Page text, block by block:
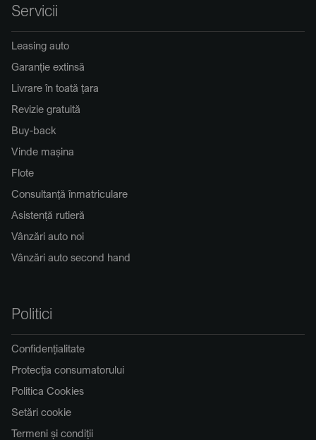
Servicii
Leasing auto
Garanție extinsă
Livrare în toată țara
Revizie gratuită
Buy-back
Vinde mașina
Flote
Consultanță înmatriculare
Asistență rutieră
Vânzări auto noi
Vânzări auto second hand
Politici
Confidențialitate
Protecția consumatorului
Politica Cookies
Setări cookie
Termeni și condiții